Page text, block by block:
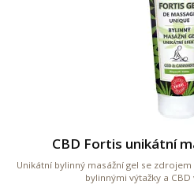
CBD Fortis unikátní
Unikátní bylinný masážní gel se
bylinnými výtažky a